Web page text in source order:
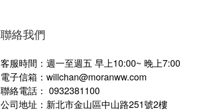
聯絡我們
客服時間：週一至週五 早上10:00~ 晚上7:00
電子信箱：willchan@moranww.com
聯絡電話： 0932381100
公司地址：新北市金山區中山路251號2樓